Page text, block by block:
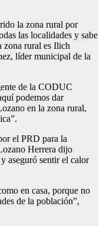
la zona rural por
las localidades y sabe
zona rural es Ilich
líder municipal de la
de la CODUC
podemos dar
en la zona rural,
el PRD para la
Herrera dijo
aseguró sentir el calor
en casa, porque no
de la población”,